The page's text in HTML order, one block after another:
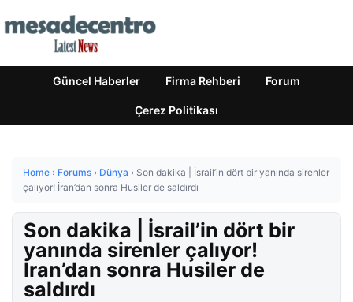
Güncel Haberler Firma Rehberi Forum
Çerez Politikası
Home › Forums › Dünya › Son dakika | İsrail’in dört bir yanında sirenler
çalıyor! İran’dan sonra Husiler de saldırdı
Son dakika | İsrail’in dört bir
yanında sirenler çalıyor!
İran’dan sonra Husiler de
saldırdı